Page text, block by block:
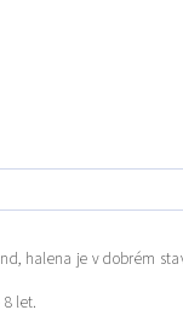
halena je v dobrém
8 let.